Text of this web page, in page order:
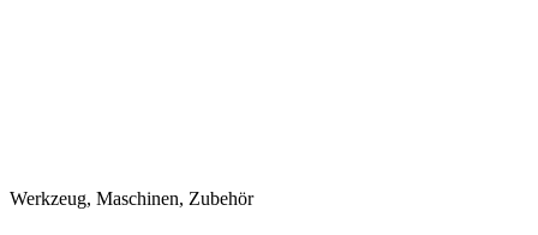
Werkzeug, Maschinen, Zubehör